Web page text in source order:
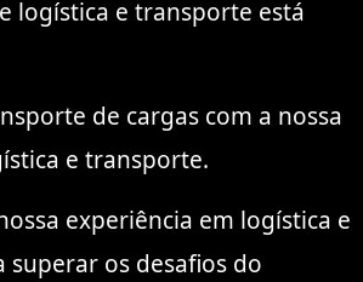
logística e transporte está
de cargas com a nossa
e transporte.
experiência em logística e
os desafios do